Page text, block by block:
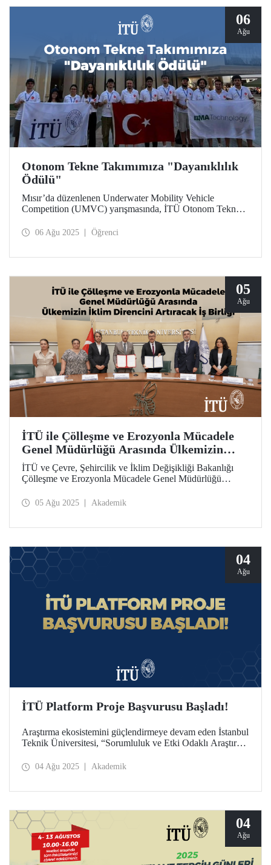
06
Ağu
Otonom Tekne Takımımıza "Dayanıklılık
Ödülü"
Mısır’da düzenlenen Underwater Mobility Vehicle
Competition (UMVC) yarışmasında, İTÜ Otonom Tekne
06 Ağu 2025 Öğrenci
05
Ağu
İTÜ ile Çölleşme ve Erozyonla Mücadele
Genel Müdürlüğü Arasında Ülkemizin
İklim Direncini Artıracak İş Birliği
İTÜ ve Çevre, Şehircilik ve İklim Değişikliği Bakanlığı
Çölleşme ve Erozyonla Mücadele Genel Müdürlüğü
Korunması ve Hidrometeorolojik Afetlere Karşı İş Birliği
05 Ağu 2025 Akademik
04
Ağu
İTÜ Platform Proje Başvurusu Başladı!
Araştırma ekosistemini güçlendirmeye devam eden İstanbul
Teknik Üniversitesi, “Sorumluluk ve Etki Odaklı Araştırma
ilk kez bu yıl başlattı. Başvuru, 1 Ağustos - 1 Ekim 2025
04 Ağu 2025 Akademik
04
Ağu